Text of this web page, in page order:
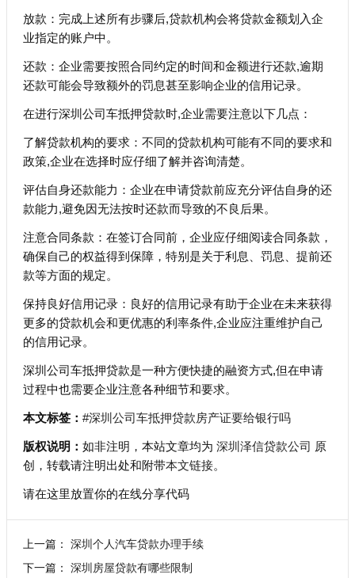
放款：完成上述所有步骤后,贷款机构会将贷款金额划入企
业指定的账户中。
还款：企业需要按照合同约定的时间和金额进行还款,逾期
还款可能会导致额外的罚息甚至影响企业的信用记录。
在进行深圳公司车抵押贷款时,企业需要注意以下几点：
了解贷款机构的要求：不同的贷款机构可能有不同的要求和
政策,企业在选择时应仔细了解并咨询清楚。
评估自身还款能力：企业在申请贷款前应充分评估自身的还
款能力,避免因无法按时还款而导致的不良后果。
注意合同条款：在签订合同前，企业应仔细阅读合同条款，
确保自己的权益得到保障，特别是关于利息、罚息、提前还
款等方面的规定。
保持良好信用记录：良好的信用记录有助于企业在未来获得
更多的贷款机会和更优惠的利率条件,企业应注重维护自己
的信用记录。
深圳公司车抵押贷款是一种方便快捷的融资方式,但在申请
过程中也需要企业注意各种细节和要求。
本文标签： #深圳公司车抵押贷款房产证要给银行吗
版权说明： 如非注明，本站文章均为 深圳泽信贷款公司 原
创，转载请注明出处和附带本文链接。
请在这里放置你的在线分享代码
上一篇： 深圳个人汽车贷款办理手续
下一篇： 深圳房屋贷款有哪些限制